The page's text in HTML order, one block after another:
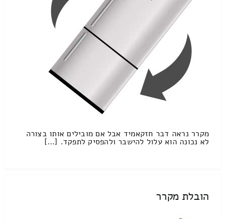
מקרר נראה דבר חזקאמיד אבל אם מובילים אותו בצורה
לא נכונה הוא עלול להישבר ולהפסיק לתפקד. […]
הובלת מקרר